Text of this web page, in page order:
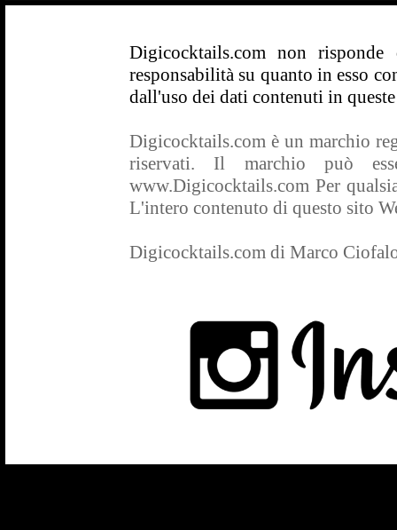
Digicocktails.com non
responsabilità su quanto in esso
dall'uso dei dati contenuti in
Digicocktails.com è un marchio
riservati. Il marchio può
www.Digicocktails.com Per
L'intero contenuto di questo sito
Digicocktails.com di Marco